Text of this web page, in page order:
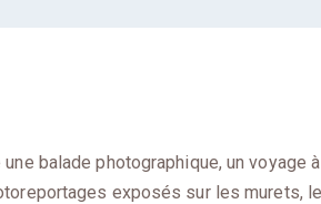
balade photographique, un voyage
exposés sur les murets,